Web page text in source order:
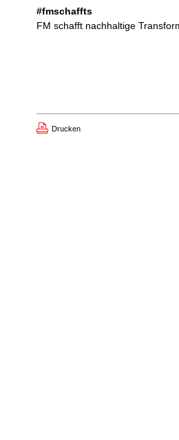
#fmschaffts
FM schafft nachhaltige
Drucken